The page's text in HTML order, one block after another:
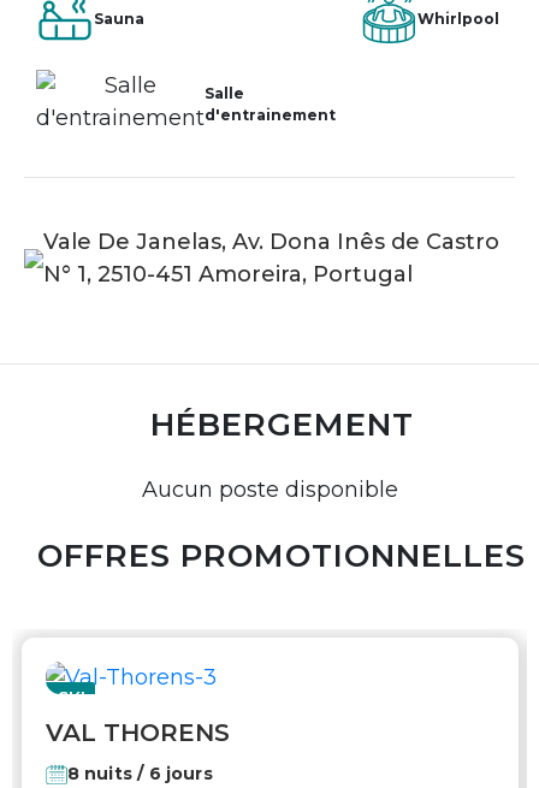
Sauna Whirlpool
Salle
d'entrainement
Vale De Janelas, Av. Dona Inês de Castro
N° 1, 2510-451 Amoreira, Portugal
HÉBERGEMENT
Aucun poste disponible
OFFRES PROMOTIONNELLES
SKI
VAL THORENS
8 nuits / 6 jours